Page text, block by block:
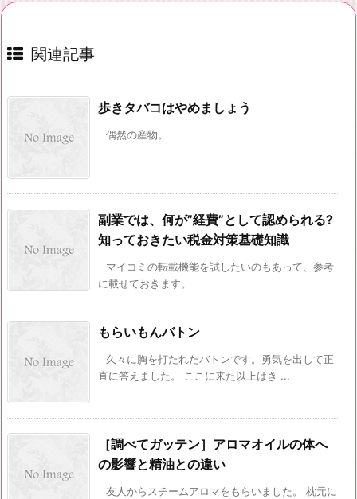
関連記事
歩きタバコはやめましょう
偶然の産物。
副業では、何が”経費”として認められる?
知っておきたい税金対策基礎知識
マイコミの転載機能を試したいのもあって、参考
に載せておきます。
もらいもんバトン
久々に胸を打たれたバトンです。勇気を出して正
直に答えました。 ここに来た以上はき ...
［調べてガッテン］アロマオイルの体へ
の影響と精油との違い
友人からスチームアロマをもらいました。 枕元に